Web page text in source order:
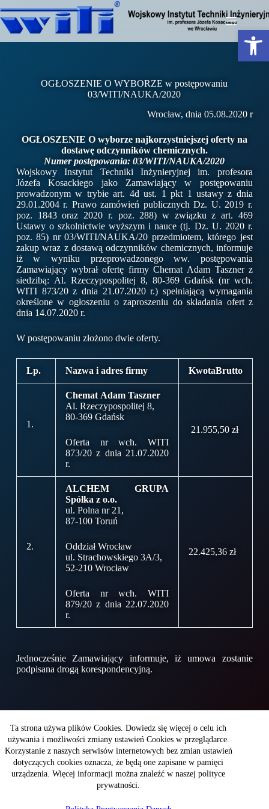
Otwórz pasek narzędzi
Ta strona używa plików Cookies. Dowiedz się więcej o celu ich
używania i możliwości zmiany ustawień Cookies w przeglądarce.
Korzystanie z naszych serwisów internetowych bez zmian ustawień
dotyczących cookies oznacza, że będą one zapisane w pamięci
urządzenia. Więcej informacji można znaleźć w naszej polityce
prywatności.
OGŁOSZENIE O WYBORZE w postępowaniu
03/WITI/NAUKA/2020
Wrocław, dnia 05.08.2020 r
OGŁOSZENIE O wyborze najkorzystniejszej oferty na
dostawę odczynników chemicznych.
Numer postępowania: 03/WITI/NAUKA/2020
Wojskowy Instytut Techniki Inżynieryjnej im. profesora
Józefa Kosackiego jako Zamawiający w postępowaniu
prowadzonym w trybie art. 4d ust. 1 pkt 1 ustawy z dnia
29.01.2004 r. Prawo zamówień publicznych Dz. U. 2019 r.
poz. 1843 oraz 2020 r. poz. 288) w związku z art. 469
Ustawy o szkolnictwie wyższym i nauce (tj. Dz. U. 2020 r.
poz. 85) nr 03/WITI/NAUKA/20 przedmiotem, którego jest
zakup wraz z dostawą odczynników chemicznych, informuje
iż w wyniku przeprowadzonego ww. postępowania
Zamawiający wybrał ofertę firmy Chemat Adam Taszner z
siedzibą: Al. Rzeczypospolitej 8, 80-369 Gdańsk (nr wch.
WITI 873/20 z dnia 21.07.2020 r.) spełniającą wymagania
określone w ogłoszeniu o zaproszeniu do składania ofert z
dnia 14.07.2020 r.
W postępowaniu złożono dwie oferty.
Lp. Nazwa i adres firmy KwotaBrutto
1.
Chemat Adam Taszner
Al. Rzeczypospolitej 8,
80-369 Gdańsk
Oferta nr wch. WITI
873/20 z dnia 21.07.2020
r.
21.955,50 zł
2.
ALCHEM GRUPA
Spółka z o.o.
ul. Polna nr 21,
87-100 Toruń
Oddział Wrocław
ul. Strachowskiego 3A/3,
52-210 Wrocław
Oferta nr wch. WITI
879/20 z dnia 22.07.2020
r.
22.425,36 zł
Jednocześnie Zamawiający informuje, iż umowa zostanie
podpisana drogą korespondencyjną.
Wojskowy Instytut Techniki Inżynieryjnej
im. profesora Józefa Kosackiego
ul. Obornicka 136
50-961Wrocław